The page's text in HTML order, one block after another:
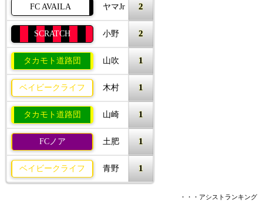
FC AVAILA ヤマJr 2
SCRATCH 小野 2
タカモト道路団 山吹 1
ベイビークライフ 木村 1
タカモト道路団 山崎 1
FCノア 土肥 1
ベイビークライフ 青野 1
・・・アシストランキング